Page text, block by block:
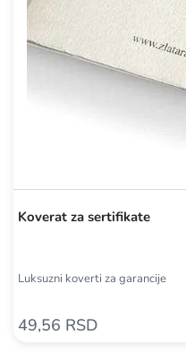
Koverat za sertifikate
Luksuzni koverti za garancije
49,56 RSD